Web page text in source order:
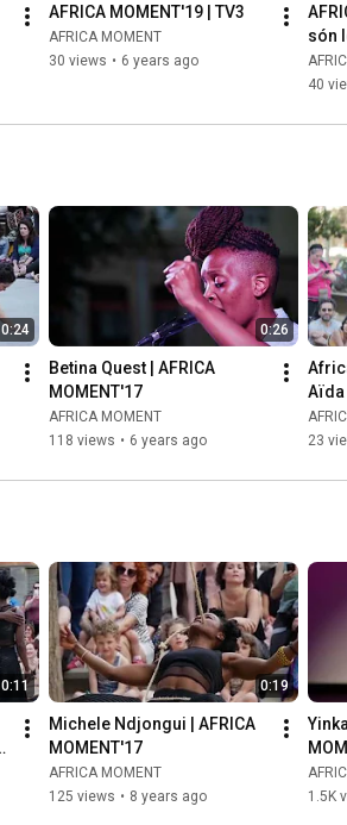
AFRICA MOMENT'19 | TV3
AFRICA MOMENT
30 views • 6 years ago
són
40
0:24 0:26
Betina Quest | AFRICA
MOMENT'17
AFRICA MOMENT
118 views • 6 years ago
Aïda
23
0:11 0:19
Michele Ndjongui | AFRICA
MOMENT'17
AFRICA MOMENT
125 views • 8 years ago
1.5K